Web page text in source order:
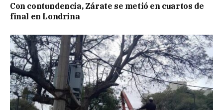
Con contundencia, Zárate se metió en cuartos de
final en Londrina